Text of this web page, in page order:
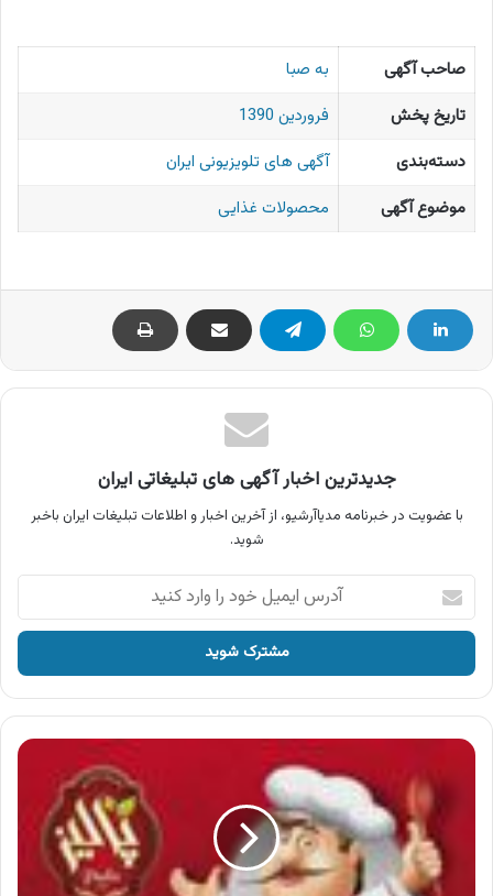
صاحب آگهی
به صبا
تاریخ پخش
فروردین 1390
دسته‌بندی
آگهی های تلویزیونی ایران
موضوع آگهی
محصولات غذایی
جدیدترین اخبار آگهی های تبلیغاتی ایران
با عضویت در خبرنامه مدیاآرشیو، از آخرین اخبار و اطلاعات تبلیغات ایران باخبر
شوید.
آدرس
ایمیل
خود
وارد
کنید
آگهی
فروشگاه